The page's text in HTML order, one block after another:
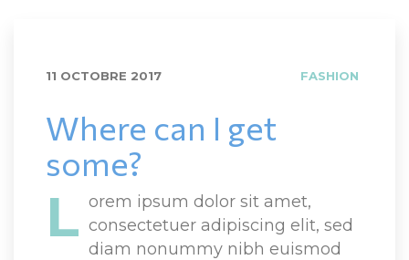
11 OCTOBRE 2017 FASHION
Where can I get
ome?
L orem ipsum dolor sit amet,
consectetuer adipiscing elit, sed
diam nonummy nibh euismod